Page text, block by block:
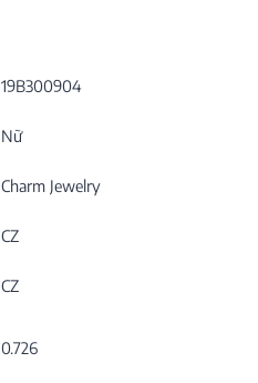
19B300904
Nữ
Charm Jewelry
CZ
CZ
0.726